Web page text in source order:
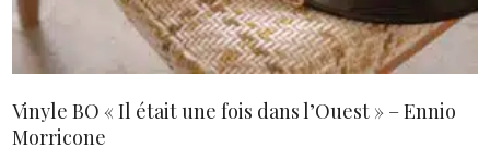
Vinyle BO « Il était une fois dans l’Ouest » – Ennio
Morricone